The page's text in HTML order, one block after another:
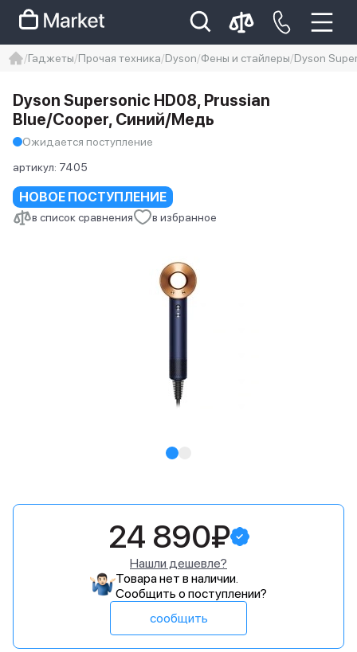
Iphone 14 pro max
айфон 14
Гаджеты Прочая техника Dyson Фены и стайлеры Dyson
НОВОЕ ПОСТУПЛЕНИЕ
в список сравнения в избранное
Dyson Supersonic HD08, Prussian
Blue/Cooper, Синий/Медь
Ожидается поступление
артикул: 7405
24 890₽
Нашли дешевле?
Товара нет в наличии.
Сообщить о поступлении?
сообщить